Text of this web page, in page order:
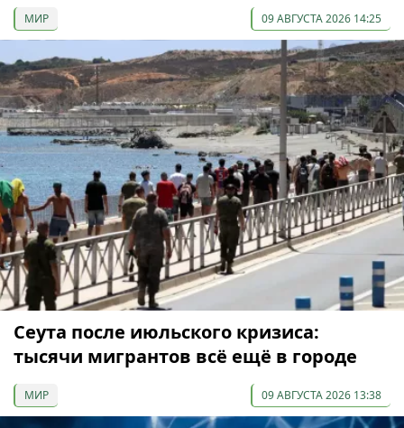
МИР 09 АВГУСТА 2026 14:25
Сеута после июльского кризиса:
тысячи мигрантов всё ещё в городе
МИР 09 АВГУСТА 2026 13:38